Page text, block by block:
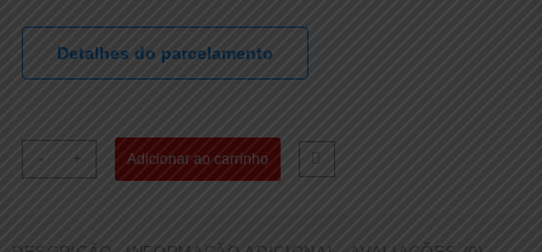
Detalhes do parcelamento
-
PORCA
DA
+ Adicionar ao carrinho